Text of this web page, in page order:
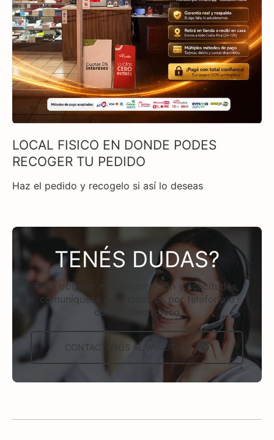
LOCAL FISICO EN DONDE PODES
RECOGER TU PEDIDO
Haz el pedido y recogelo si así lo deseas
TENÉS DUDAS?
Para obtener más información y solicitudes,
comuníquese con nosotros por teléfono o
correo electrónico
CONTACTÁNOS AL WHASTAPP